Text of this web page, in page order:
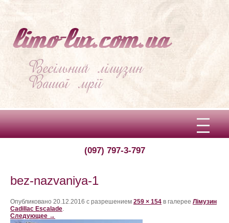
Про limo-lux
Відгуки
(097) 797-3-797
bez-nazvaniya-1
Опубликовано 20.12.2016 с разрешением 259 × 154 в галерее Лімузин
Cadillac Escalade.
Следующее →